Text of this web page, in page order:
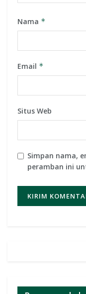
Nama *
Email *
Situs Web
Simpan nama,
peramban ini